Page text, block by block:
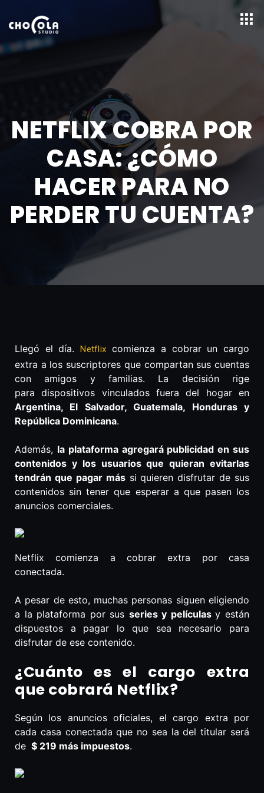
NETFLIX COBRA POR
CASA: ¿CÓMO
HACER PARA NO
PERDER TU CUENTA?
Llegó el día.Netflix comienza a cobrar un cargo
extra a los suscriptores que compartan sus cuentas
con amigos y familias. La decisión rige
para dispositivos vinculados fuera del hogar en
Argentina, El Salvador, Guatemala, Honduras y
República Dominicana.
Además, la plataforma agregará publicidad en sus
contenidos y los usuarios que quieran evitarlas
tendrán que pagar mássi quieren disfrutar de sus
contenidos sin tener que esperar a que pasen los
anuncios comerciales.
Netflix comienza a cobrar extra por casa
conectada.
A pesar de esto, muchas personas siguen eligiendo
a la plataforma por sus series y películasy están
dispuestos a pagar lo que sea necesario para
disfrutar de ese contenido.
¿Cuánto es el cargo extra
que cobrará Netflix?
Según los anuncios oficiales, el cargo extra por
cada casa conectada que no sea la del titular será
de $ 219 más impuestos.